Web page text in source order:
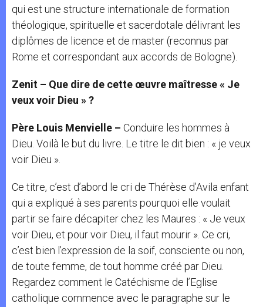
qui est une structure internationale de formation
théologique, spirituelle et sacerdotale délivrant les
diplômes de licence et de master (reconnus par
Rome et correspondant aux accords de Bologne).
Zenit – Que dire de cette œuvre maîtresse « Je
veux voir Dieu » ?
Père Louis Menvielle – Conduire les hommes à
Dieu. Voilà le but du livre. Le titre le dit bien : « je veux
voir Dieu ».
Ce titre, c’est d’abord le cri de Thérèse d’Avila enfant
qui a expliqué à ses parents pourquoi elle voulait
partir se faire décapiter chez les Maures : « Je veux
voir Dieu, et pour voir Dieu, il faut mourir ». Ce cri,
c’est bien l’expression de la soif, consciente ou non,
de toute femme, de tout homme créé par Dieu.
Regardez comment le Catéchisme de l’Eglise
catholique commence avec le paragraphe sur le